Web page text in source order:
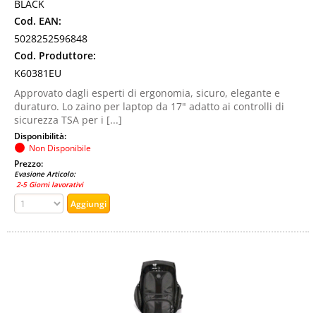
BLACK
Cod. EAN:
5028252596848
Cod. Produttore:
K60381EU
Approvato dagli esperti di ergonomia, sicuro, elegante e
duraturo. Lo zaino per laptop da 17" adatto ai controlli di
sicurezza TSA per i [...]
Disponibilità:
Non Disponibile
Prezzo:
Evasione Articolo:
2-5 Giorni lavorativi